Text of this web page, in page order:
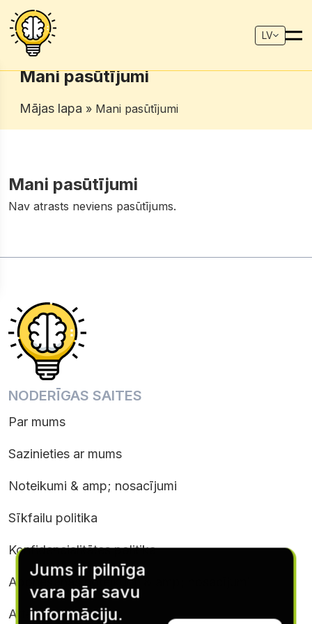
LV
Mani pasūtījumi
Mājas lapa » Mani pasūtījumi
Mani pasūtījumi
Nav atrasts neviens pasūtījums.
NODERĪGAS SAITES
Par mums
Sazinieties ar mums
Noteikumi & amp; nosacījumi
Sīkfailu politika
Konfidencialitātes politika
Abonēšanas noteikumi & amp; nosacījumi
Atteikties no
Jums ir pilnīga
vara pār savu
informāciju.